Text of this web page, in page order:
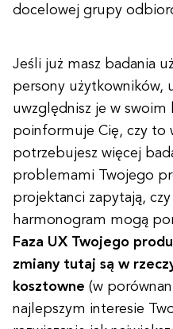
docelowej grupy
Jeśli już masz badania
persony użytkowników,
uwzględnisz je w
poinformuje Cię, czy to
potrzebujesz więcej
problemami Twojego
projektanci zapytają,
harmonogram mogą
Faza UX Twojego
zmiany tutaj są w
kosztowne (w
najlepszym interesie